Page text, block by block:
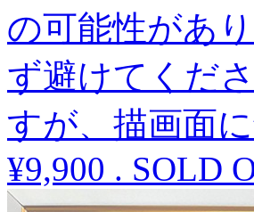
の可能性があ
ず避けてくだ
すが、描画面
¥9,900 . SOLD